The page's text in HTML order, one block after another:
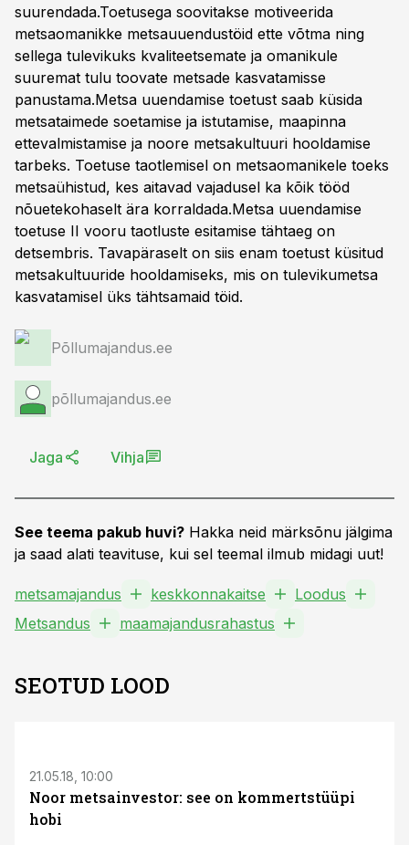
suurendada.Toetusega soovitakse motiveerida
metsaomanikke metsauuendustöid ette võtma ning
sellega tulevikuks kvaliteetsemate ja omanikule
suuremat tulu toovate metsade kasvatamisse
panustama.Metsa uuendamise toetust saab küsida
metsataimede soetamise ja istutamise, maapinna
ettevalmistamise ja noore metsakultuuri hooldamise
tarbeks. Toetuse taotlemisel on metsaomanikele toeks
metsaühistud, kes aitavad vajadusel ka kõik tööd
nõuetekohaselt ära korraldada.Metsa uuendamise
toetuse II vooru taotluste esitamise tähtaeg on
detsembris. Tavapäraselt on siis enam toetust küsitud
metsakultuuride hooldamiseks, mis on tulevikumetsa
kasvatamisel üks tähtsamaid töid.
Põllumajandus.ee
põllumajandus.ee
Jaga Vihja
See teema pakub huvi? Hakka neid märksõnu jälgima
ja saad alati teavituse, kui sel teemal ilmub midagi uut!
metsamajandus keskkonnakaitse
Loodus
Metsandus
maamajandusrahastus
SEOTUD LOOD
21.05.18, 10:00
Noor metsainvestor: see on kommertstüüpi
hobi